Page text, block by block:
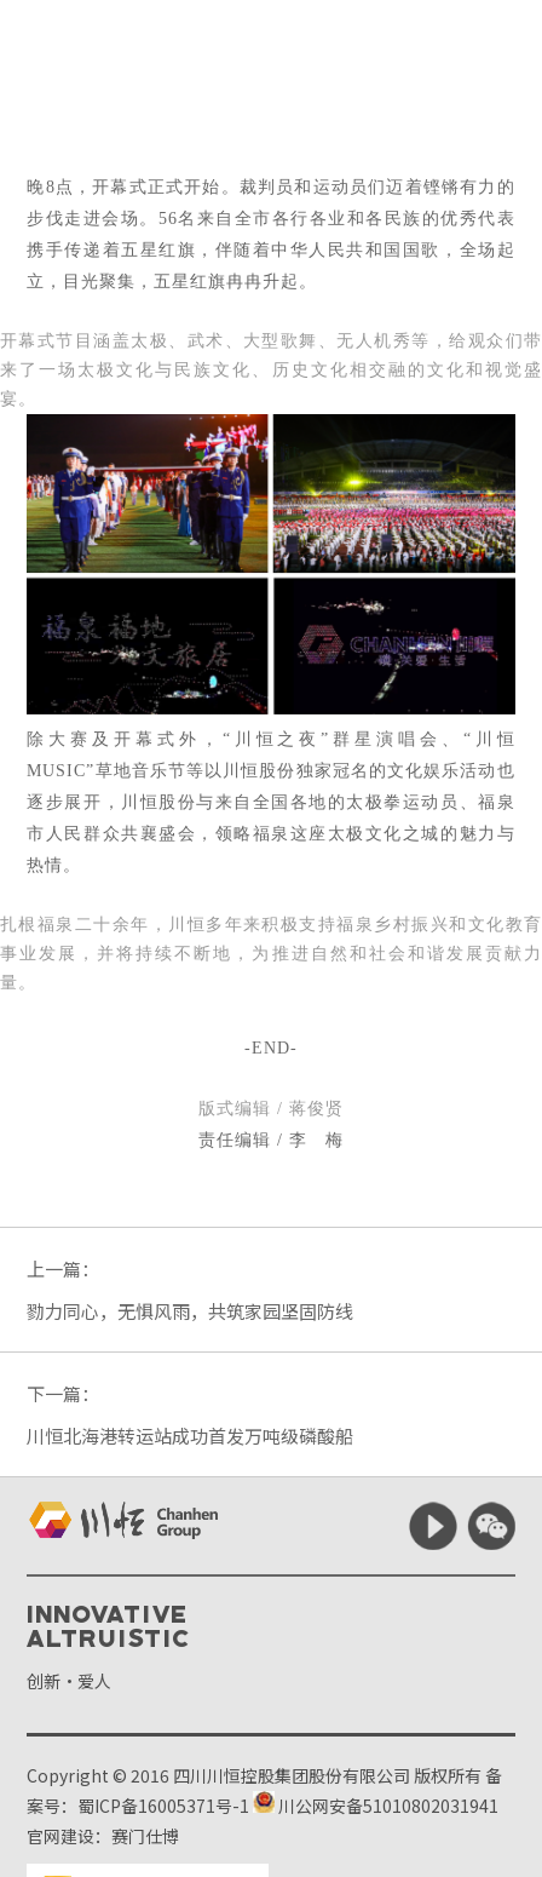
晚8点，开幕式正式开始。裁判员和运动员们迈着铿锵有力的
步伐走进会场。56名来自全市各行各业和各民族的优秀代表
携手传递着五星红旗，伴随着中华人民共和国国歌，全场起
立，目光聚集，五星红旗冉冉升起。
开幕式节目涵盖太极、武术、大型歌舞、无人机秀等，给观众们带
来了一场太极文化与民族文化、历史文化相交融的文化和视觉盛
宴。
除大赛及开幕式外，“川恒之夜”群星演唱会、“川恒
MUSIC”草地音乐节等以川恒股份独家冠名的文化娱乐活动也
逐步展开，川恒股份与来自全国各地的太极拳运动员、福泉
市人民群众共襄盛会，领略福泉这座太极文化之城的魅力与
热情。
扎根福泉二十余年，川恒多年来积极支持福泉乡村振兴和文化教育
事业发展，并将持续不断地，为推进自然和社会和谐发展贡献力
量。
-END-
版式编辑 / 蒋俊贤
责任编辑 / 李 梅
上一篇：
勠力同心，无惧风雨，共筑家园坚固防线
下一篇：
川恒北海港转运站成功首发万吨级磷酸船
Innovative
Altruistic
创新·爱人
Copyright © 2016 四川川恒控股集团股份有限公司 版权所有备
案号：蜀ICP备16005371号-1
川公网安备51010802031941
官网建设：赛门仕博